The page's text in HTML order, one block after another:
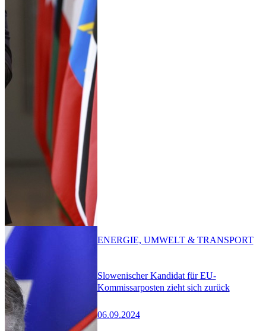
Slowenischer Kandidat für EU-
Kommissarposten zieht sich zurück
06.09.2024
ENERGIE, UMWELT & TRANSPORT